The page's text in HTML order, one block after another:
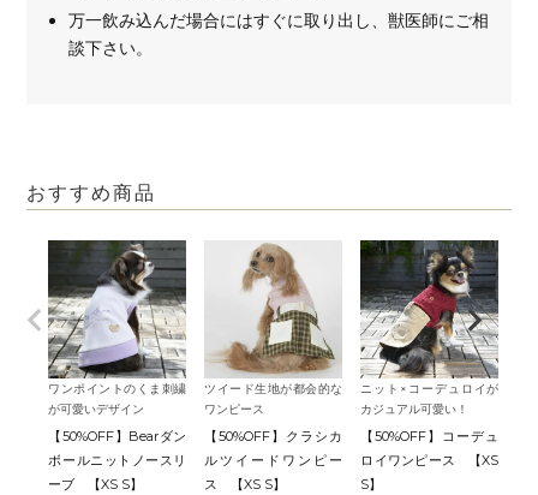
万一飲み込んだ場合にはすぐに取り出し、獣医師にご相
談下さい。
おすすめ商品
ワンポイントのくま刺繍
が可愛いデザイン
【50%OFF】Bearダン
ボールニットノースリ
ーブ 【XS S】
ツイード生地が都会的な
ワンピース
【50%OFF】クラシカ
ルツイードワンピー
ス 【XS S】
ニット×コーデュロイが
カジュアル可愛い！
【50%OFF】コーデュ
ロイワンピース 【XS
S】